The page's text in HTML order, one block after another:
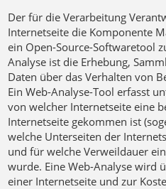
Der für die Verarbeitung
Internetseite die Komponente
ein Open-Source-Softwaretool
Analyse ist die Erhebung,
Daten über das Verhalten von
Ein Web-Analyse-Tool erfasst
von welcher Internetseite eine
Internetseite gekommen ist
welche Unterseiten der
und für welche Verweildauer
wurde. Eine Web-Analyse wird
einer Internetseite und zur